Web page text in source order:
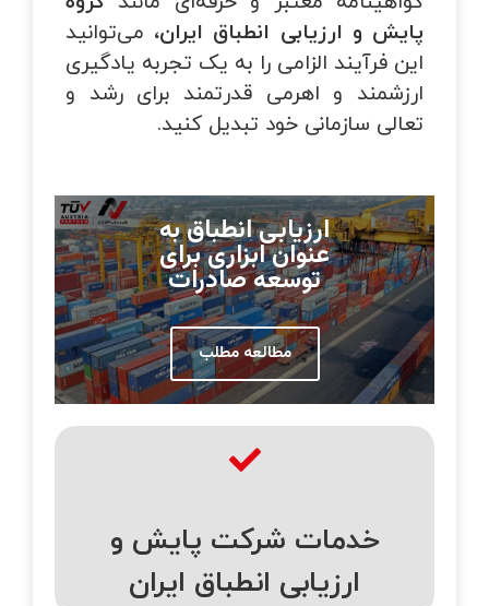
پایش و ارزیابی انطباق ایران، می‌توانید
این فرآیند الزامی را به یک تجربه یادگیری
ارزشمند و اهرمی قدرتمند برای رشد و
تعالی سازمانی خود تبدیل کنید.
ارزیابی انطباق به
عنوان ابزاری برای
توسعه صادرات
مطالعه مطلب
خدمات شرکت پایش و
ارزیابی انطباق ایران